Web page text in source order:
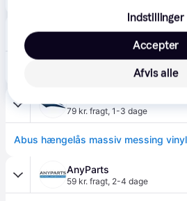
1-3 dage
79 kr. fragt, 1-3 dage
AnyParts
59 kr. fragt, 2-4 dage
Indstillinger
Afvis alle
Accepter